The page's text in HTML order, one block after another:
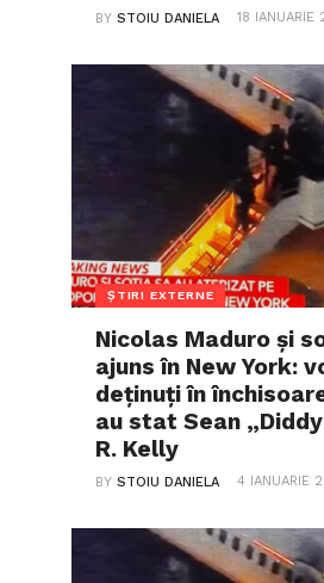
BYSTOIU DANIELA 18 IANUARIE
ȘTIRI EXTERNE
Nicolas Maduro și
ajuns în New York:
deținuți în
au stat Sean
R. Kelly
BYSTOIU DANIELA 4 IANUARIE